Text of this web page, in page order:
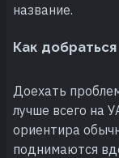
название.
Как добраться
Доехать
лучше всего на
ориентира
поднимаются